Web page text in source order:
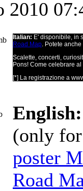
2010
Italian: E' disponibile, in
Road Map. Potete
Scalette, concerti,
Pons! Come celebrare
[*] La registrazione a
English:
(only
poster
Road